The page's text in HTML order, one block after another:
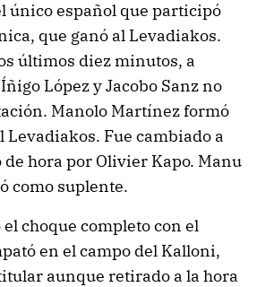
único español que participó
que ganó al Levadiakos.
últimos diez minutos, a
López y Jacobo Sanz no
Manolo Martínez formó
Levadiakos. Fue cambiado a
hora por Olivier Kapo. Manu
como suplente.
choque completo con el
en el campo del Kalloni,
aunque retirado a la hora